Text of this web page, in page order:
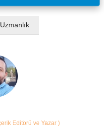
Editörü ve Yazar )